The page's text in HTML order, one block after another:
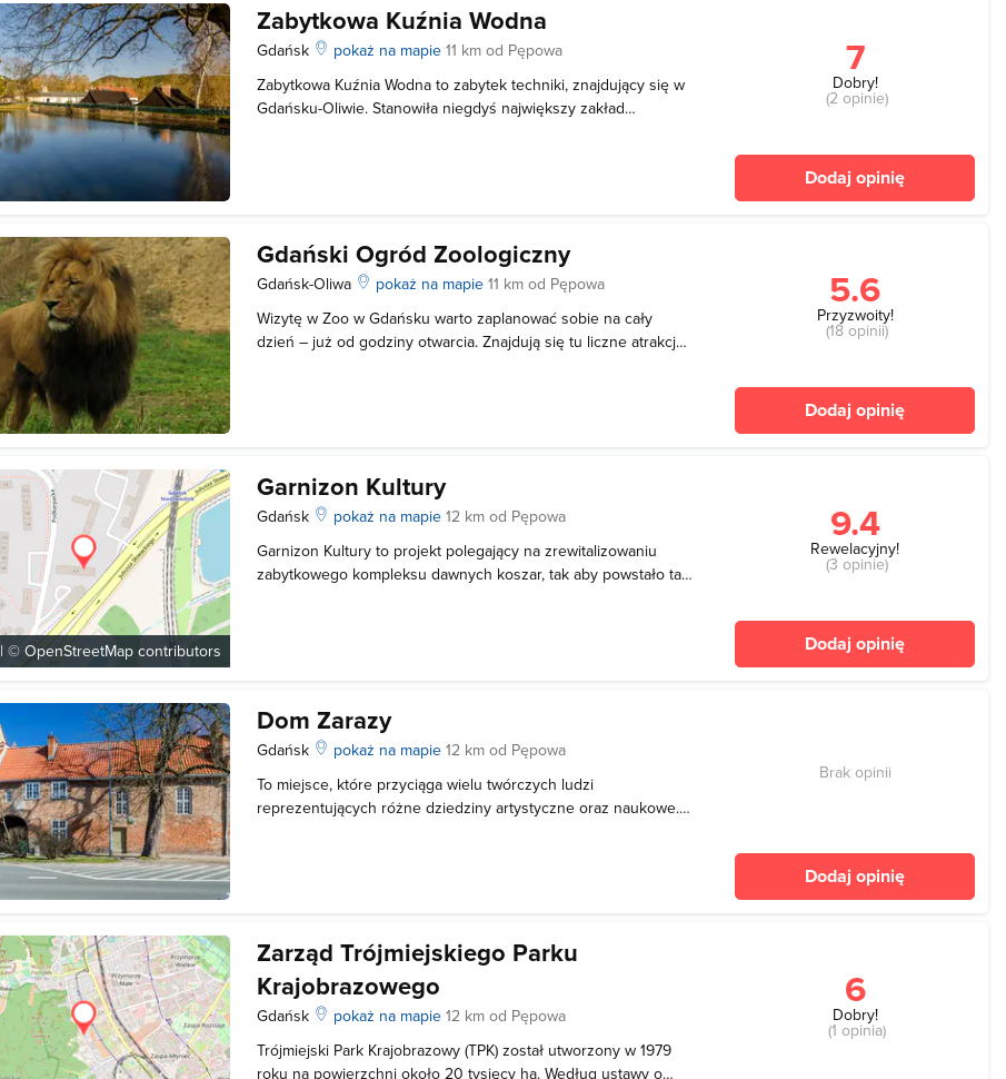
Zabytkowa Kuźnia Wodna
Gdańsk pokaż na mapie11 km od Pępowa
Zabytkowa Kuźnia Wodna to zabytek techniki, znajdujący się w
Gdańsku-Oliwie. Stanowiła niegdyś największy zakład
7
Dobry!
(2 opinie)
Dodaj opinię
Gdański Ogród Zoologiczny
Gdańsk-Oliwa pokaż na mapie11 km od Pępowa
Wizytę w Zoo w Gdańsku warto zaplanować sobie na cały
dzień – już od godziny otwarcia. Znajdują się tu liczne atrakcje,
5.6
Przyzwoity!
(18 opinii)
Dodaj opinię
| ©OpenStreetMap contributors
Garnizon Kultury
Gdańsk pokaż na mapie12 km od Pępowa
Garnizon Kultury to projekt polegający na zrewitalizowaniu
zabytkowego kompleksu dawnych koszar, tak aby powstało tam
9.4
Rewelacyjny!
(3 opinie)
Dodaj opinię
Dom Zarazy
Gdańsk pokaż na mapie12 km od Pępowa
To miejsce, które przyciąga wielu twórczych ludzi
reprezentujących różne dziedziny artystyczne oraz naukowe.
Brak opinii
Dodaj opinię
Zarząd Trójmiejskiego Parku
Krajobrazowego
Gdańsk pokaż na mapie12 km od Pępowa
Trójmiejski Park Krajobrazowy (TPK) został utworzony w 1979
roku na powierzchni około 20 tysięcy ha. Według ustawy o
6
Dobry!
(1 opinia)